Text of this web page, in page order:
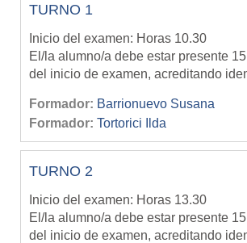
TURNO 1
Inicio del examen: Horas 10.30
El/la alumno/a debe estar presente
del inicio de examen, acreditando
El cupo máximo de alumnos
es de 10 (diez)
Una vez completado el cupo deberá
NO SE PERMITEN CAMBIOS DE
Formador: Barrionuevo Susana
Formador: Tortorici Ilda
TURNO 2
Inicio del examen: Horas 13.30
El/la alumno/a debe estar presente
del inicio de examen, acreditando